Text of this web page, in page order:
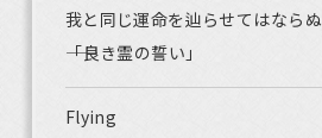
我と同じ運命を辿らせてはならぬ
――「良き霊の誓い」
Flying